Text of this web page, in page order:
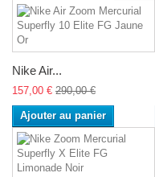
Nike Air...
157,00 € 290,00 €
Ajouter au panier